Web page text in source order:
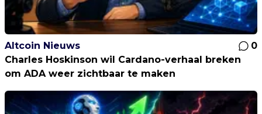
Altcoin Nieuws
0
Charles Hoskinson wil Cardano-verhaal breken
om ADA weer zichtbaar te maken